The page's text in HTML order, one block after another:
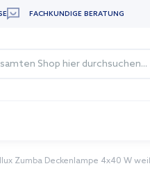
FACHKUNDIGE BERATUNG
Zumba Deckenlampe 4x40 W